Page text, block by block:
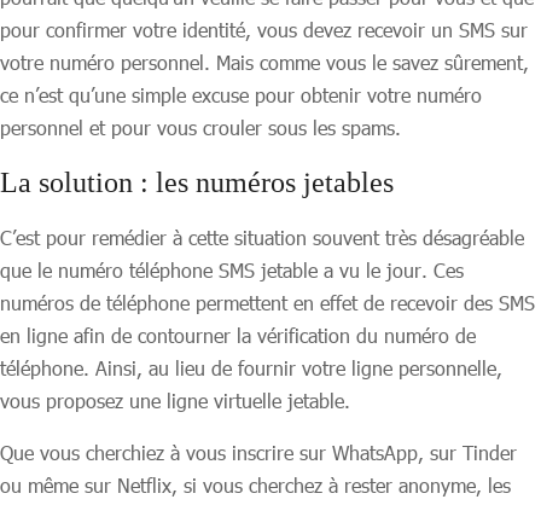
pour confirmer votre identité, vous devez recevoir un SMS sur
votre numéro personnel. Mais comme vous le savez sûrement,
ce n’est qu’une simple excuse pour obtenir votre numéro
personnel et pour vous crouler sous les spams.
La solution : les numéros jetables
C’est pour remédier à cette situation souvent très désagréable
que le numéro téléphone SMS jetable a vu le jour. Ces
numéros de téléphone permettent en effet de recevoir des SMS
en ligne afin de contourner la vérification du numéro de
téléphone. Ainsi, au lieu de fournir votre ligne personnelle,
vous proposez une ligne virtuelle jetable.
Que vous cherchiez à vous inscrire sur WhatsApp, sur Tinder
ou même sur Netflix, si vous cherchez à rester anonyme, les